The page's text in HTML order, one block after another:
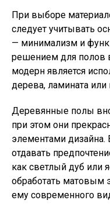
При выборе
следует учитывать
— минимализм и
решением для полов
модерн является
дерева, ламината
Деревянные полы
при этом они
элементами дизайна.
отдавать
как светлый дуб или
обработать матовым
ему современного